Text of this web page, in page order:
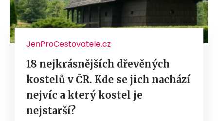
JenProCestovatele.cz
18 nejkrásnějších dřevěných
kostelů v ČR. Kde se jich nachází
nejvíc a který kostel je
nejstarší?